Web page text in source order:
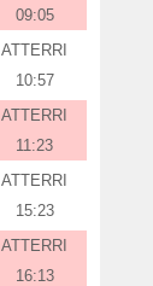
09:05
ATTERRI
10:57
ATTERRI
11:23
ATTERRI
15:23
ATTERRI
16:13